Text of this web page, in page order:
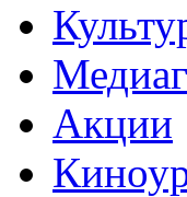
Акции